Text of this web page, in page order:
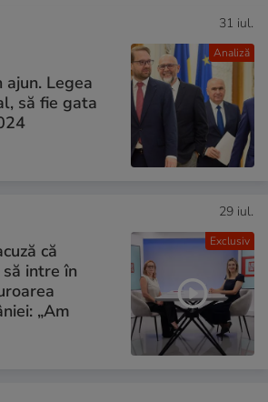
Analiză
31 iul.
ajun. Legea
să fie gata
Exclusiv
29 iul.
că
intre în
„Am